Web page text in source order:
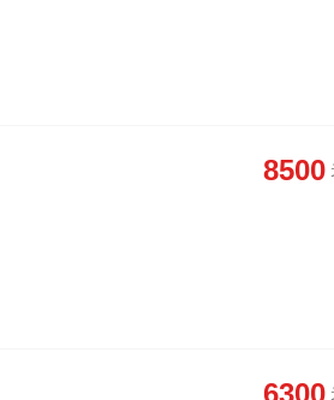
8500
6300